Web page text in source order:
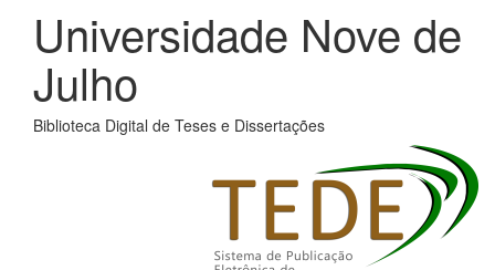
Universidade Nove de
Julho
Biblioteca Digital de Teses e Dissertações